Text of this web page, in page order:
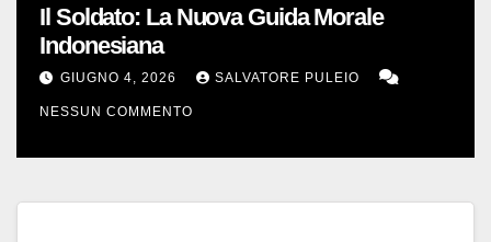
Il Soldato: La Nuova Guida Morale
Indonesiana
GIUGNO 4, 2026 SALVATORE PULEIO
NESSUN COMMENTO